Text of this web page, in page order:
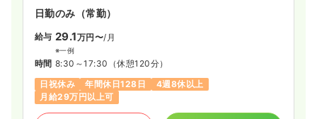
日勤のみ（常勤）
給与 29.1万円〜/月
※一例
時間 8:30～17:30 （休憩120分）
日祝休み
年間休日128日
4週8休以上
月給29万円以上可